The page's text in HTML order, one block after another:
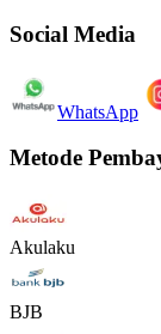
Social Media
WhatsApp
Metode
Akulaku
BJB